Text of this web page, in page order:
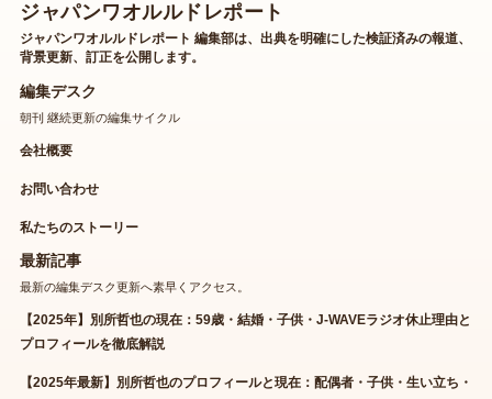
ジャパンワオルルドレポート
ジャパンワオルルドレポート 編集部は、出典を明確にした検証済みの報道、
背景更新、訂正を公開します。
編集デスク
朝刊 継続更新の編集サイクル
会社概要
お問い合わせ
私たちのストーリー
最新記事
最新の編集デスク更新へ素早くアクセス。
【2025年】別所哲也の現在：59歳・結婚・子供・J-WAVEラジオ休止理由と
プロフィールを徹底解説
【2025年最新】別所哲也のプロフィールと現在：配偶者・子供・生い立ち・